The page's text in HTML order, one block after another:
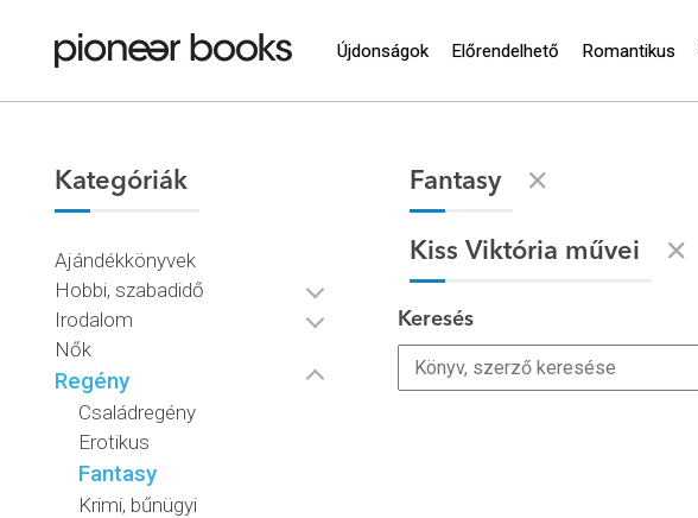
Újdonságok Előrendelhető Romantikus
Kategóriák
Ajándékkönyvek
Hobbi, szabadidő
Irodalom
Nők
Regény
Családregény
Erotikus
Fantasy
Krimi, bűnügyi
Fantasy
Kiss Viktória művei
Keresés